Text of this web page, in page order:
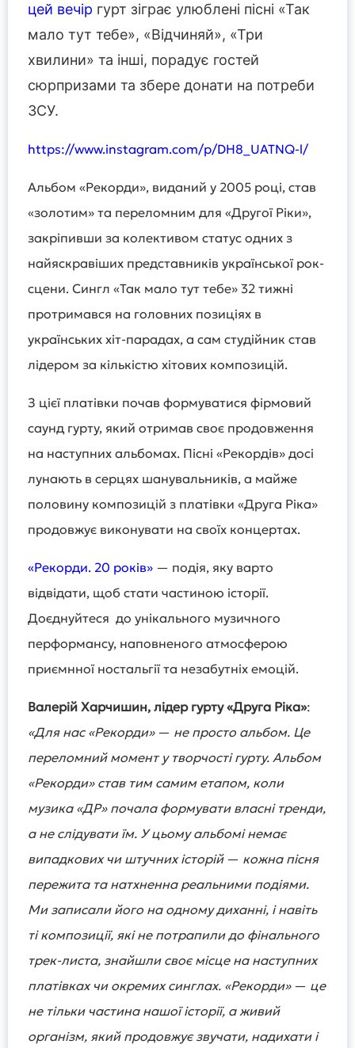
цей вечір гурт зіграє улюблені пісні «Так
мало тут тебе», «Відчиняй», «Три
хвилини» та інші, порадує гостей
сюрпризами та збере донати на потреби
ЗСУ.
https://www.instagram.com/p/DH8_UATNQ-l/
Альбом «Рекорди», виданий у 2005 році, став
«золотим» та переломним для «Другої Ріки»,
закріпивши за колективом статус одних з
найяскравіших представників української рок-
сцени. Сингл «Так мало тут тебе» 32 тижні
протримався на головних позиціях в
українських хіт-парадах, а сам студійник став
лідером за кількістю хітових композицій.
З цієї платівки почав формуватися фірмовий
саунд гурту, який отримав своє продовження
на наступних альбомах. Пісні «Рекордів» досі
лунають в серцях шанувальників, а майже
половину композицій з платівки «Друга Ріка»
продовжує виконувати на своїх концертах.
«Рекорди. 20 років» — подія, яку варто
відвідати, щоб стати частиною історії.
Доєднуйтеся до унікального музичного
перформансу, наповненого атмосферою
приємнної ностальгії та незабутніх емоцій.
Валерій Харчишин, лідер гурту «Друга Ріка»:
«Для нас «Рекорди» — не просто альбом. Це
переломний момент у творчості гурту. Альбом
«Рекорди» став тим самим етапом, коли
музика «ДР» почала формувати власні тренди,
а не слідувати їм. У цьому альбомі немає
випадкових чи штучних історій — кожна пісня
пережита та натхненна реальними подіями.
Ми записали його на одному диханні, і навіть
ті композиції, які не потрапили до фінального
трек-листа, знайшли своє місце на наступних
платівках чи окремих синглах. «Рекорди» — це
не тільки частина нашої історії, а живий
організм, який продовжує звучати, надихати і